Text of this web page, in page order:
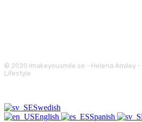
© 2020 Imakeyousmile.se - Helena Amiley
Lifestyle
Swedish
English
Spanish